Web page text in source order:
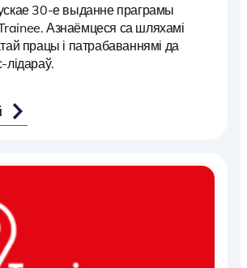
30-е выданне праграмы
Азнаёмцеся са шляхамі
працы і патрабаваннямі да
лідараў.